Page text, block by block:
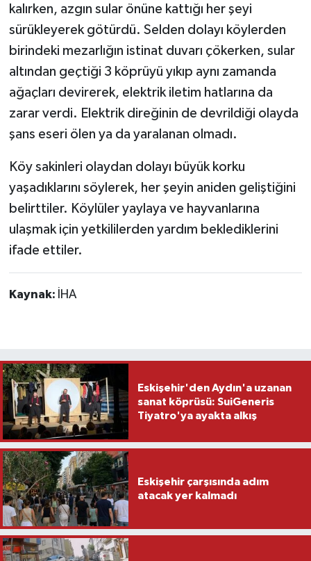
kalırken, azgın sular önüne kattığı her şeyi
sürükleyerek götürdü. Selden dolayı köylerden
birindeki mezarlığın istinat duvarı çökerken, sular
altından geçtiği 3 köprüyü yıkıp aynı zamanda
ağaçları devirerek, elektrik iletim hatlarına da
zarar verdi. Elektrik direğinin de devrildiği olayda
şans eseri ölen ya da yaralanan olmadı.
Köy sakinleri olaydan dolayı büyük korku
yaşadıklarını söylerek, her şeyin aniden geliştiğini
belirttiler. Köylüler yaylaya ve hayvanlarına
ulaşmak için yetkililerden yardım beklediklerini
ifade ettiler.
Kaynak: İHA
Eskişehir'den Aydın'a uzanan
sanat köprüsü: SuiGeneris
Tiyatro'ya ayakta alkış
Eskişehir çarşısında adım
atacak yer kalmadı